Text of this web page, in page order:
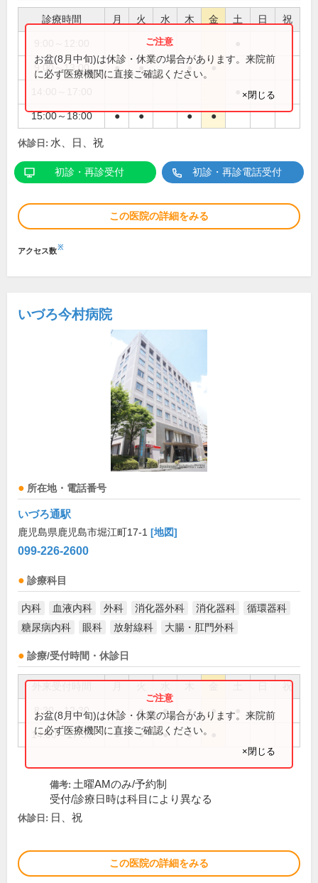
診療時間 月 火 水 木 金 土 日 祝
9:00～13:00 ● ● ● ●
15:00～18:00 ● ● ● ●
お盆(8月中旬)は休診・休業の場合があります。来院前
に必ず医療機関に直接ご確認ください。
×閉じる
休診日: 水、日、祝
初診・再診受付 初診・再診電話受付
この医院の詳細をみる
アクセス数※
いづろ今村病院
所在地・電話番号
いづろ通駅
鹿児島県鹿児島市堀江町17-1 [地図]
099-226-2600
診療科目
内科 血液内科 外科 消化器外科 消化器科
循環器科
糖尿病内科
眼科 放射線科 大腸・肛門外科
診療/受付時間・休診日
祝
8:30～12:30 ● ● ● ● ●
14:00～17:30 ● ● ● ●
お盆(8月中旬)は休診・休業の場合があります。来院前
に必ず医療機関に直接ご確認ください。
×閉じる
備考: 土曜AMのみ/予約制
受付/診療日時は科目により異なる
休診日: 日、祝
この医院の詳細をみる